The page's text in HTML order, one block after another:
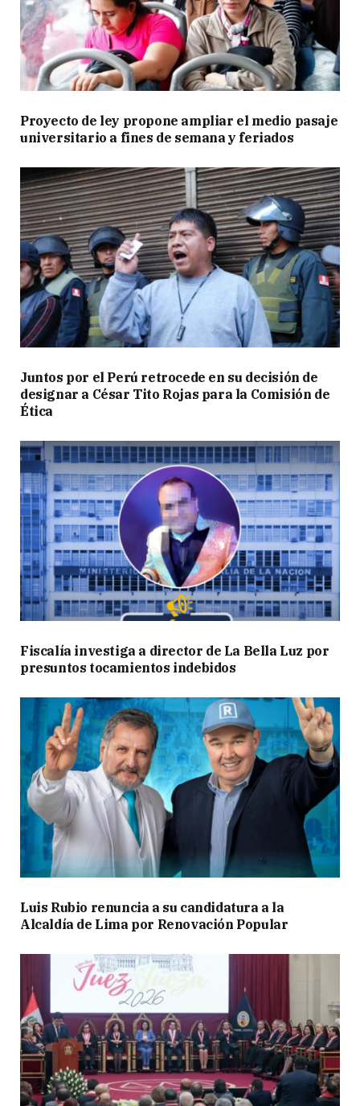
Proyecto de ley propone ampliar el medio pasaje
universitario a fines de semana y feriados
Juntos por el Perú retrocede en su decisión de
designar a César Tito Rojas para la Comisión de
Ética
Fiscalía investiga a director de La Bella Luz por
presuntos tocamientos indebidos
Luis Rubio renuncia a su candidatura a la
Alcaldía de Lima por Renovación Popular